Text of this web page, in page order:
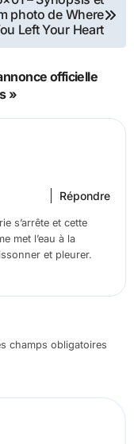
photo de Where
Left Your Heart
officielle
»
s’arrête et cette
met l’eau à la
et pleurer.
Répondre
champs obligatoires